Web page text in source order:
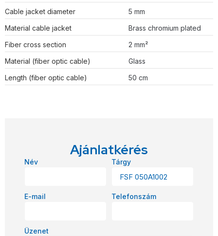
Cable jacket diameter
5 mm
Material cable jacket
Brass chromium plated
Fiber cross section
2 mm²
Material (fiber optic cable)
Glass
Length (fiber optic cable)
50 cm
Ajánlatkérés
Név Tárgy
E-mail Telefonszám
Üzenet